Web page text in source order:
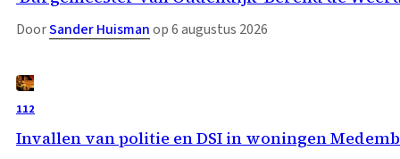
DoorSander Huismanop 6 augustus 2026
112
Invallen van politie en DSI in woningen